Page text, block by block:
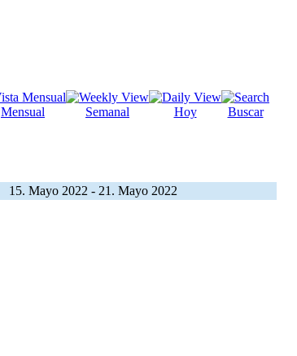
Mensual Semanal Hoy Buscar
15. Mayo 2022 - 21. Mayo 2022